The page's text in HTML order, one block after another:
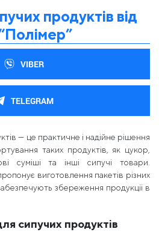
продуктів від
VIBER
TELEGRAM
— це практичне і надійне рішення
таких продуктів, як цукор,
суміші та інші сипучі товари.
виготовлення пакетів різних
збереження продукції в
сипучих продуктів